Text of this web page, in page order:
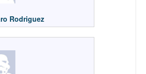
Rodriguez